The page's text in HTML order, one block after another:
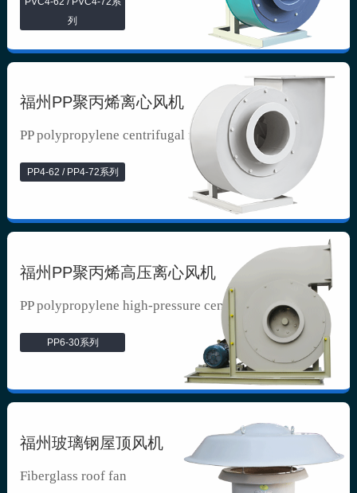
列
福州PP聚丙烯离心风机
PP polypropylene centrifugal fan
PP4-62 / PP4-72系列
福州PP聚丙烯高压离心风机
PP polypropylene high-pressure cen...
PP6-30系列
福州玻璃钢屋顶风机
Fiberglass roof fan